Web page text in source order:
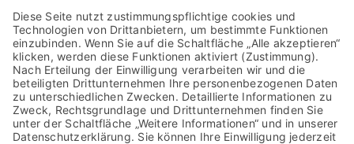
Hier geht’s zu unserem Leistungsspektrum:
Containerdienst & Entsorgung